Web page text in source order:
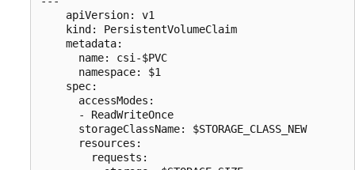
    apiVersion: v1
    kind: PersistentVolumeClaim
    metadata:
      name: csi-$PVC
      namespace: $1
    spec:
      accessModes:
      - ReadWriteOnce
      storageClassName: $STORAGE_CLASS_NEW
      resources:
        requests: